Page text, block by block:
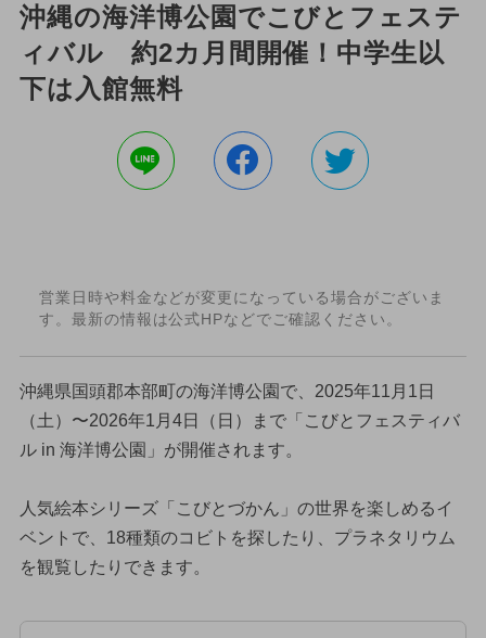
沖縄の海洋博公園でこびとフェステ
ィバル 約2カ月間開催！中学生以
下は入館無料
営業日時や料金などが変更になっている場合がございま
す。最新の情報は公式HPなどでご確認ください。
沖縄県国頭郡本部町の海洋博公園で、2025年11月1日
（土）〜2026年1月4日（日）まで「こびとフェスティバ
ル in 海洋博公園」が開催されます。
人気絵本シリーズ「こびとづかん」の世界を楽しめるイ
ベントで、18種類のコビトを探したり、プラネタリウム
を観覧したりできます。